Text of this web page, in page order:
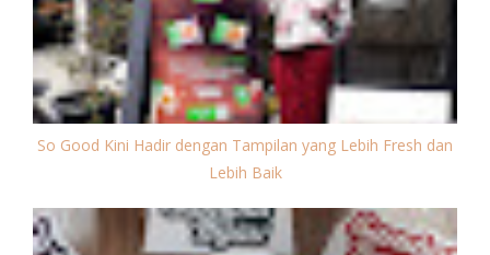
So Good Kini Hadir dengan Tampilan yang Lebih Fresh dan
Lebih Baik